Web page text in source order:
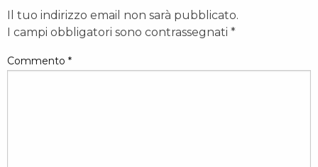
Il tuo indirizzo email non sarà pubblicato.
I campi obbligatori sono contrassegnati *
Commento *